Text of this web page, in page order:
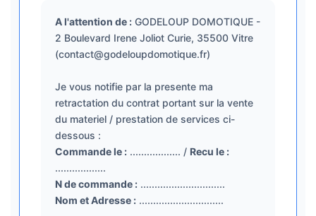
A l'attention de : GODELOUP DOMOTIQUE -
2 Boulevard Irene Joliot Curie, 35500 Vitre
(contact@godeloupdomotique.fr)
Je vous notifie par la presente ma
retractation du contrat portant sur la vente
du materiel / prestation de services ci-
dessous :
Commande le : .................. / Recu le :
..................
N de commande : ..............................
Nom et Adresse : ..............................